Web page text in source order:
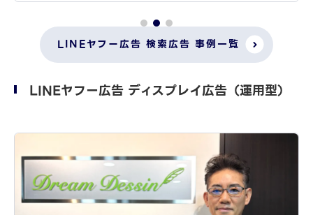
LINEヤフー広告 検索広告 事例一覧
LINEヤフー広告 ディスプレイ広告（運用型）